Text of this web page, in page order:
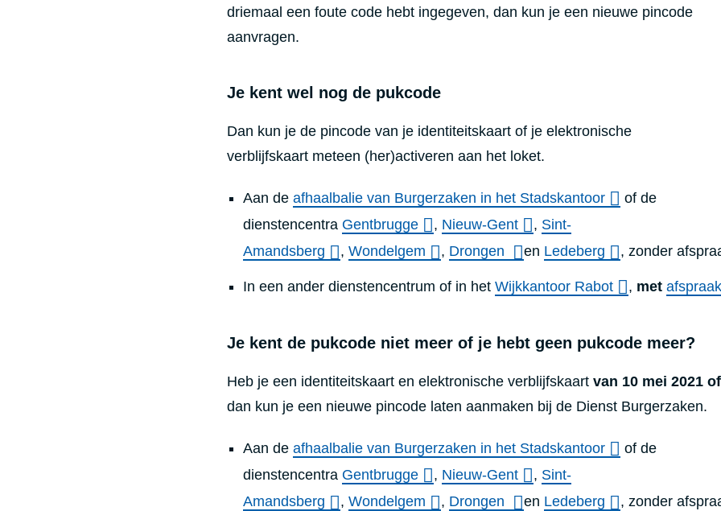
driemaal een foute code hebt ingegeven, dan kun je een nieuwe pincode
aanvragen.
Je kent wel nog de pukcode
Dan kun je de pincode van je identiteitskaart of je elektronische
verblijfskaart meteen (her)activeren aan het loket.
Aan de afhaalbalie van Burgerzaken in het Stadskantoor
of de
dienstencentra Gentbrugge , Nieuw-Gent , Sint-
Amandsberg
, Wondelgem , Drongen en Ledeberg , zonder
In een ander dienstencentrum of in het Wijkkantoor Rabot , met afspraak
Je kent de pukcode niet meer of je hebt geen pukcode meer?
Heb je een identiteitskaart en elektronische verblijfskaart van 10 mei 2021
dan kun je een nieuwe pincode laten aanmaken bij de Dienst Burgerzaken.
Aan de afhaalbalie van Burgerzaken in het Stadskantoor
of de
dienstencentra Gentbrugge , Nieuw-Gent , Sint-
Amandsberg
, Wondelgem , Drongen en Ledeberg , zonder